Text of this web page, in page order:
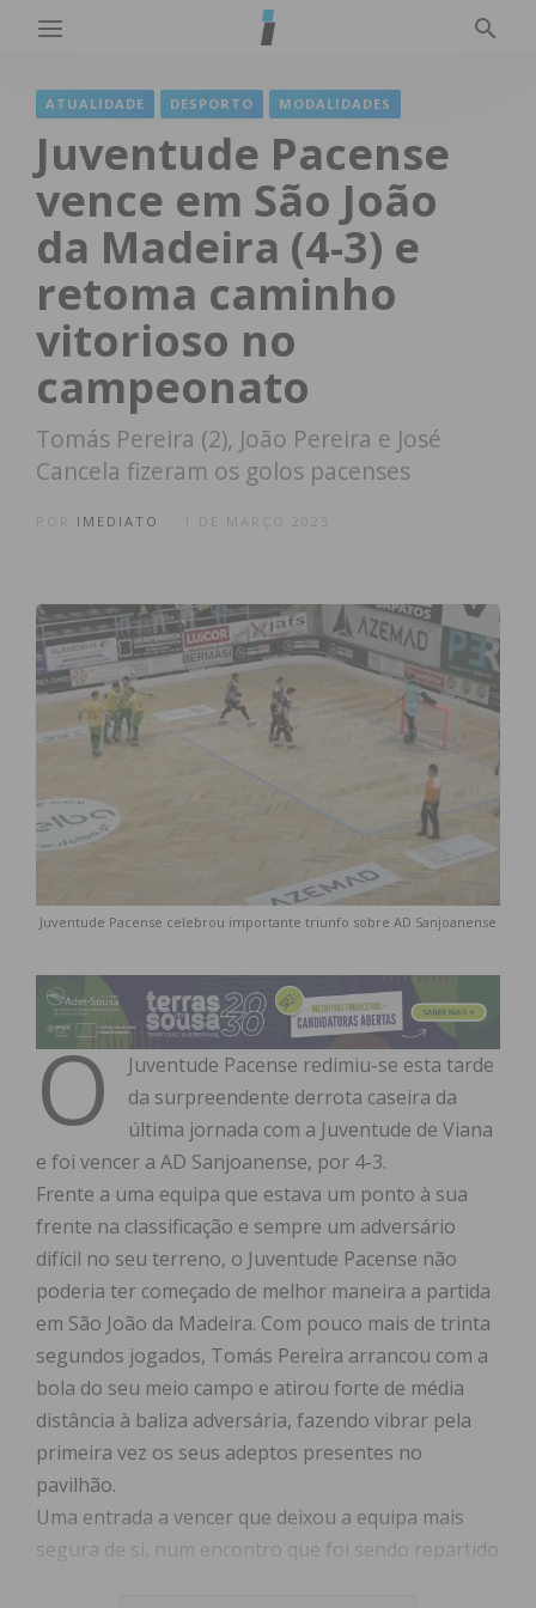
ATUALIDADE DESPORTO MODALIDADES
Juventude Pacense
vence em São João
da Madeira (4-3) e
retoma caminho
vitorioso no
campeonato
Tomás Pereira (2), João Pereira e José
Cancela fizeram os golos pacenses
IMEDIATO 1 DE MARÇO 2025
Juventude Pacense celebrou importante triunfo sobre AD Sanjoanense
O
Juventude Pacense redimiu-se esta tarde
da surpreendente derrota caseira da
última jornada com a Juventude de Viana
e foi vencer a AD Sanjoanense, por 4-3.
Frente a uma equipa que estava um ponto à sua
frente na classificação e sempre um adversário
difícil no seu terreno, o Juventude Pacense não
poderia ter começado de melhor maneira a partida
em São João da Madeira. Com pouco mais de trinta
segundos jogados, Tomás Pereira arrancou com a
bola do seu meio campo e atirou forte de média
distância à baliza adversária, fazendo vibrar pela
primeira vez os seus adeptos presentes no
pavilhão.
Uma entrada a vencer que deixou a equipa mais
segura de si, num encontro que foi sendo repartido